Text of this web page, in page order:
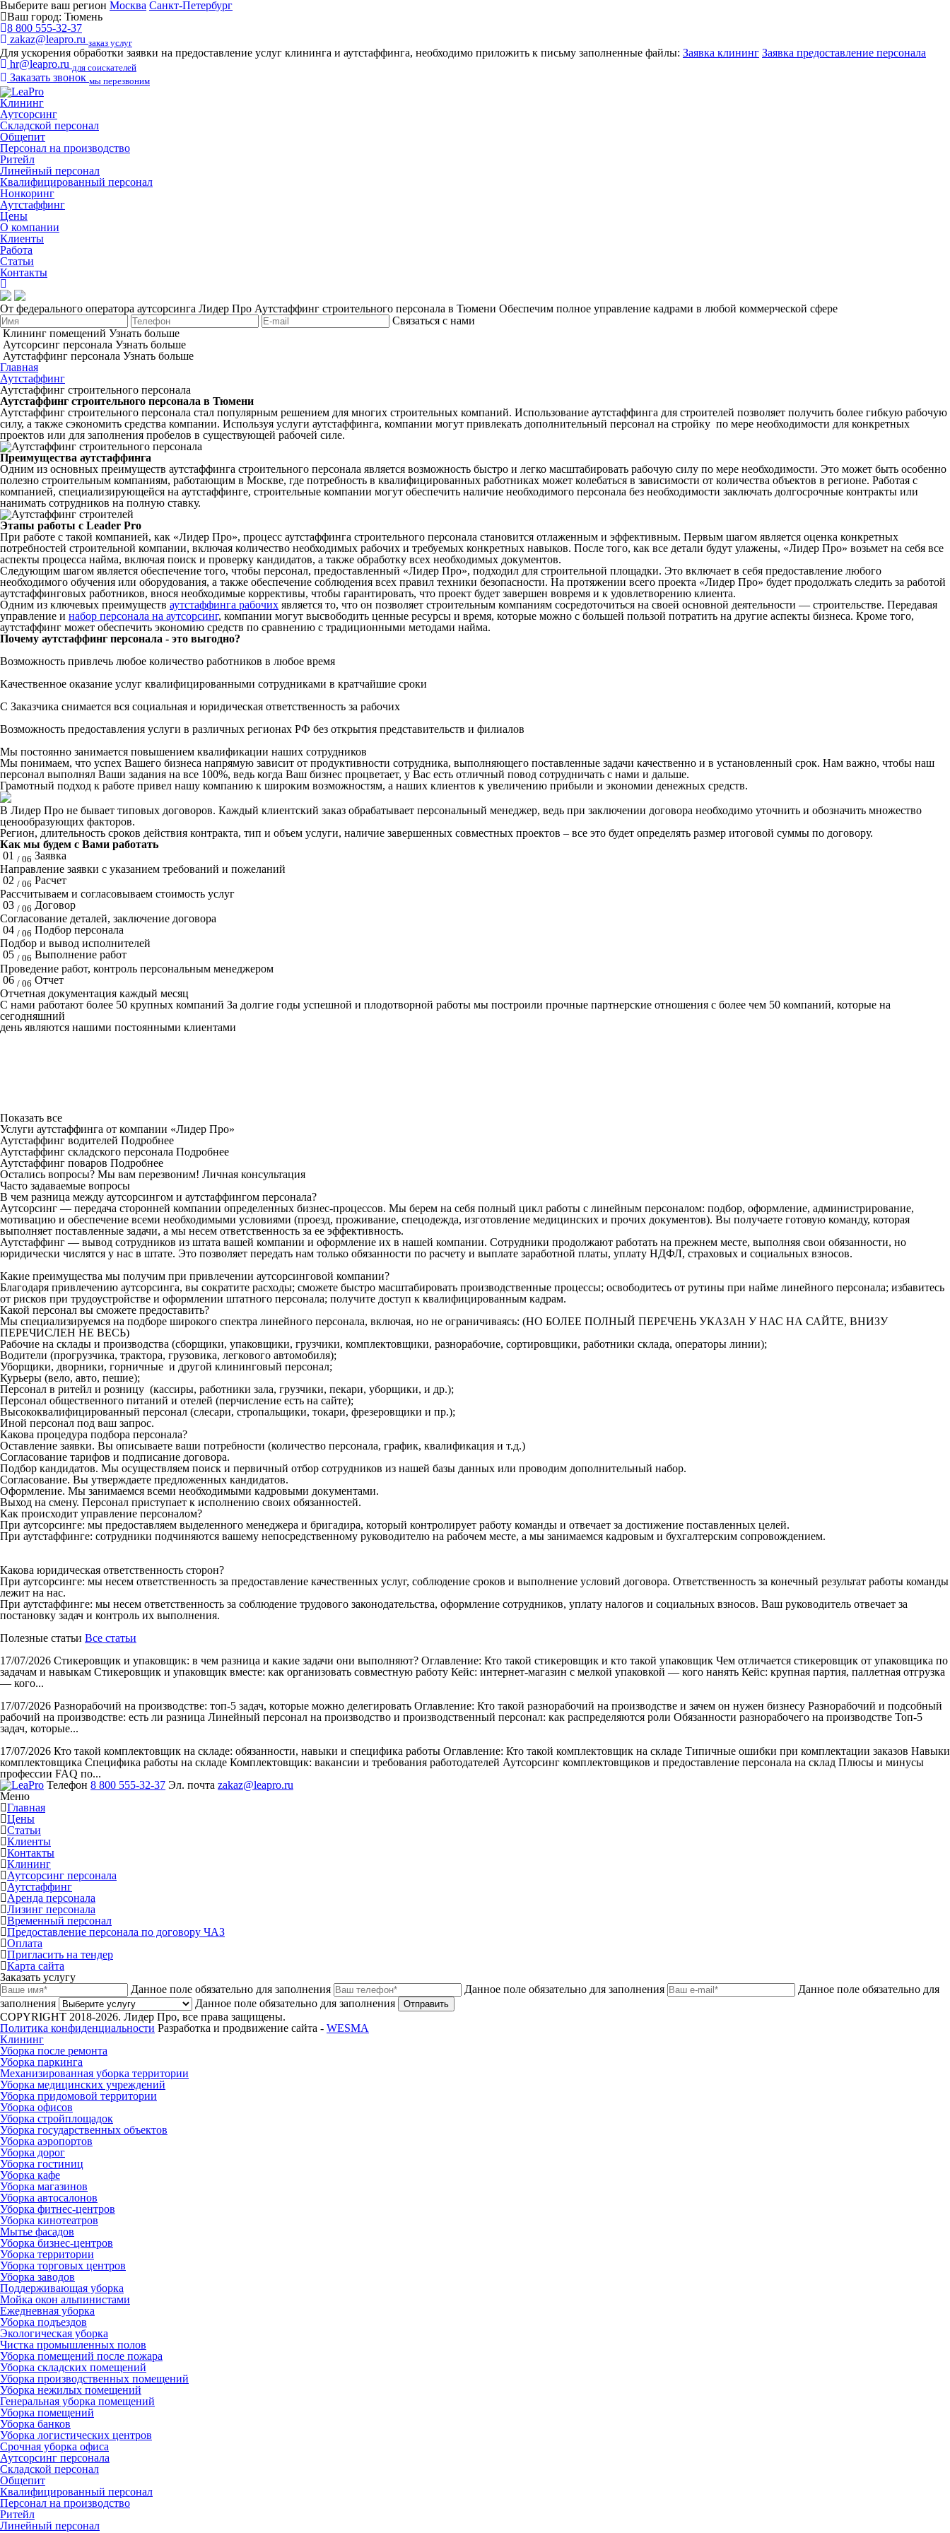
Выберите ваш регион Москва Санкт-Петербург
Ваш город: Тюмень
8 800 555-32-37
zakaz@leapro.ru заказ услуг
Для ускорения обработки заявки на предоставление услуг клининга и аутстаффинга, необходимо приложить к письму заполненные файлы: Заявка клининг Заявка предоставление персонала
hr@leapro.ru для соискателей
Заказать звонок мы перезвоним
Клининг
Аутсорсинг
Складской персонал
Общепит
Персонал на производство
Ритейл
Линейный персонал
Квалифицированный персонал
Нонкоринг
Аутстаффинг
Цены
О компании
Клиенты
Работа
Статьи
Контакты
От федерального оператора аутсорсинга Лидер Про Аутстаффинг строительного персонала в Тюмени Обеспечим полное управление кадрами в любой коммерческой сфере
Связаться с нами
Клининг помещений Узнать больше
Аутсорсинг персонала Узнать больше
Аутстаффинг персонала Узнать больше
Главная
Аутстаффинг
Аутстаффинг строительного персонала
Аутстаффинг строительного персонала в Тюмени
Аутстаффинг строительного персонала стал популярным решением для многих строительных компаний. Использование аутстаффинга для строителей позволяет получить более гибкую рабочую
силу, а также сэкономить средства компании. Используя услуги аутстаффинга, компании могут привлекать дополнительный персонал на стройку по мере необходимости для конкретных
проектов или для заполнения пробелов в существующей рабочей силе.
Преимущества аутстаффинга
Одним из основных преимуществ аутстаффинга строительного персонала является возможность быстро и легко масштабировать рабочую силу по мере необходимости. Это может быть особенно
полезно строительным компаниям, работающим в Москве, где потребность в квалифицированных работниках может колебаться в зависимости от количества объектов в регионе. Работая с
компанией, специализирующейся на аутстаффинге, строительные компании могут обеспечить наличие необходимого персонала без необходимости заключать долгосрочные контракты или
нанимать сотрудников на полную ставку.
Этапы работы с Leader Pro
При работе с такой компанией, как «Лидер Про», процесс аутстаффинга строительного персонала становится отлаженным и эффективным. Первым шагом является оценка конкретных
потребностей строительной компании, включая количество необходимых рабочих и требуемых конкретных навыков. После того, как все детали будут улажены, «Лидер Про» возьмет на себя все
аспекты процесса найма, включая поиск и проверку кандидатов, а также обработку всех необходимых документов.
Следующим шагом является обеспечение того, чтобы персонал, предоставленный «Лидер Про», подходил для строительной площадки. Это включает в себя предоставление любого
необходимого обучения или оборудования, а также обеспечение соблюдения всех правил техники безопасности. На протяжении всего проекта «Лидер Про» будет продолжать следить за работой
аутстаффинговых работников, внося необходимые коррективы, чтобы гарантировать, что проект будет завершен вовремя и к удовлетворению клиента.
Одним из ключевых преимуществ аутстаффинга рабочих является то, что он позволяет строительным компаниям сосредоточиться на своей основной деятельности — строительстве. Передавая
управление и набор персонала на аутсорсинг, компании могут высвободить ценные ресурсы и время, которые можно с большей пользой потратить на другие аспекты бизнеса. Кроме того,
аутстаффинг может обеспечить экономию средств по сравнению с традиционными методами найма.
Почему аутстаффинг персонала - это выгодно?
Возможность привлечь любое количество работников в любое время
Качественное оказание услуг квалифицированными сотрудниками в кратчайшие сроки
С Заказчика снимается вся социальная и юридическая ответственность за рабочих
Возможность предоставления услуги в различных регионах РФ без открытия представительств и филиалов
Мы постоянно занимается повышением квалификации наших сотрудников
Мы понимаем, что успех Вашего бизнеса напрямую зависит от продуктивности сотрудника, выполняющего поставленные задачи качественно и в установленный срок. Нам важно, чтобы наш
персонал выполнял Ваши задания на все 100%, ведь когда Ваш бизнес процветает, у Вас есть отличный повод сотрудничать с нами и дальше.
Грамотный подход к работе привел нашу компанию к широким возможностям, а наших клиентов к увеличению прибыли и экономии денежных средств.
В Лидер Про не бывает типовых договоров. Каждый клиентский заказ обрабатывает персональный менеджер, ведь при заключении договора необходимо уточнить и обозначить множество
ценообразующих факторов.
Регион, длительность сроков действия контракта, тип и объем услуги, наличие завершенных совместных проектов – все это будет определять размер итоговой суммы по договору.
Как мы будем с Вами работать
01 / 06 Заявка
Направление заявки с указанием требований и пожеланий
02 / 06 Расчет
Рассчитываем и согласовываем стоимость услуг
03 / 06 Договор
Согласование деталей, заключение договора
04 / 06 Подбор персонала
Подбор и вывод исполнителей
05 / 06 Выполнение работ
Проведение работ, контроль персональным менеджером
06 / 06 Отчет
Отчетная документация каждый месяц
C нами работают более 50 крупных компаний За долгие годы успешной и плодотворной работы мы построили прочные партнерские отношения с более чем 50 компаний, которые на
сегодняшний
день являются нашими постоянными клиентами
Показать все
Услуги аутcтаффинга от компании «Лидер Про»
Аутстаффинг водителей Подробнее
Аутстаффинг складского персонала Подробнее
Аутстаффинг поваров Подробнее
Остались вопросы? Мы вам перезвоним! Личная консультация
Часто задаваемые вопросы
В чем разница между аутсорсингом и аутстаффингом персонала?
Аутсорсинг — передача сторонней компании определенных бизнес-процессов. Мы берем на себя полный цикл работы с линейным персоналом: подбор, оформление, администрирование,
мотивацию и обеспечение всеми необходимыми условиями (проезд, проживание, спецодежда, изготовление медицинских и прочих документов). Вы получаете готовую команду, которая
выполняет поставленные задачи, а мы несем ответственность за ее эффективность.
Аутстаффинг — вывод сотрудников из штата вашей компании и оформление их в нашей компании. Сотрудники продолжают работать на прежнем месте, выполняя свои обязанности, но
юридически числятся у нас в штате. Это позволяет передать нам только обязанности по расчету и выплате заработной платы, уплату НДФЛ, страховых и социальных взносов.
Какие преимущества мы получим при привлечении аутсорсинговой компании?
Благодаря привлечению аутсорсинга, вы сократите расходы; сможете быстро масштабировать производственные процессы; освободитесь от рутины при найме линейного персонала; избавитесь
от рисков при трудоустройстве и оформлении штатного персонала; получите доступ к квалифицированным кадрам.
Какой персонал вы сможете предоставить?
Мы специализируемся на подборе широкого спектра линейного персонала, включая, но не ограничиваясь: (НО БОЛЕЕ ПОЛНЫЙ ПЕРЕЧЕНЬ УКАЗАН У НАС НА САЙТЕ, ВНИЗУ
ПЕРЕЧИСЛЕН НЕ ВЕСЬ)
Рабочие на склады и производства (сборщики, упаковщики, грузчики, комплектовщики, разнорабочие, сортировщики, работники склада, операторы линии);
Водители (прогрузчика, трактора, грузовика, легкового автомобиля);
Уборщики, дворники, горничные и другой клининговый персонал;
Курьеры (вело, авто, пешие);
Персонал в ритейл и розницу (кассиры, работники зала, грузчики, пекари, уборщики, и др.);
Персонал общественного питаний и отелей (перчисление есть на сайте);
Высококвалифицированный персонал (слесари, стропальщики, токари, фрезеровщики и пр.);
Иной персонал под ваш запрос.
Какова процедура подбора персонала?
Оставление заявки. Вы описываете ваши потребности (количество персонала, график, квалификация и т.д.)
Согласование тарифов и подписание договора.
Подбор кандидатов. Мы осуществляем поиск и первичный отбор сотрудников из нашей базы данных или проводим дополнительный набор.
Согласование. Вы утверждаете предложенных кандидатов.
Оформление. Мы занимаемся всеми необходимыми кадровыми документами.
Выход на смену. Персонал приступает к исполнению своих обязанностей.
Как происходит управление персоналом?
При аутсорсинге: мы предоставляем выделенного менеджера и бригадира, который контролирует работу команды и отвечает за достижение поставленных целей.
При аутстаффинге: сотрудники подчиняются вашему непосредственному руководителю на рабочем месте, а мы занимаемся кадровым и бухгалтерским сопровождением.
Какова юридическая ответственность сторон?
При аутсорсинге: мы несем ответственность за предоставление качественных услуг, соблюдение сроков и выполнение условий договора. Ответственность за конечный результат работы команды
лежит на нас.
При аутстаффинге: мы несем ответственность за соблюдение трудового законодательства, оформление сотрудников, уплату налогов и социальных взносов. Ваш руководитель отвечает за
постановку задач и контроль их выполнения.
Полезные статьи Все статьи
17/07/2026 Стикеровщик и упаковщик: в чем разница и какие задачи они выполняют? Оглавление: Кто такой стикеровщик и кто такой упаковщик Чем отличается стикеровщик от упаковщика по
задачам и навыкам Стикеровщик и упаковщик вместе: как организовать совместную работу Кейс: интернет-магазин с мелкой упаковкой — кого нанять Кейс: крупная партия, паллетная отгрузка
— кого...
17/07/2026 Разнорабочий на производстве: топ-5 задач, которые можно делегировать Оглавление: Кто такой разнорабочий на производстве и зачем он нужен бизнесу Разнорабочий и подсобный
рабочий на производстве: есть ли разница Линейный персонал на производство и производственный персонал: как распределяются роли Обязанности разнорабочего на производстве Топ-5
задач, которые...
17/07/2026 Кто такой комплектовщик на складе: обязанности, навыки и специфика работы Оглавление: Кто такой комплектовщик на складе Типичные ошибки при комплектации заказов Навыки
комплектовщика Специфика работы на складе Комплектовщик: вакансии и требования работодателей Аутсорсинг комплектовщиков и предоставление персонала на склад Плюсы и минусы
профессии FAQ по...
Телефон 8 800 555-32-37 Эл. почта zakaz@leapro.ru
Меню
Главная
Цены
Статьи
Клиенты
Контакты
Клининг
Аутсорсинг персонала
Аутстаффинг
Аренда персонала
Лизинг персонала
Временный персонал
Предоставление персонала по договору ЧАЗ
Оплата
Пригласить на тендер
Карта сайта
Заказать услугу
Данное поле обязательно для заполнения
Данное поле обязательно для заполнения
Данное поле обязательно для
заполнения
Данное поле обязательно для заполнения Отправить
COPYRIGHT 2018-2026. Лидер Про, все права защищены.
Политика конфиденциальности Разработка и продвижение сайта - WESMA
Клининг
Уборка после ремонта
Уборка паркинга
Механизированная уборка территории
Уборка медицинских учреждений
Уборка придомовой территории
Уборка офисов
Уборка стройплощадок
Уборка государственных объектов
Уборка аэропортов
Уборка дорог
Уборка гостиниц
Уборка кафе
Уборка магазинов
Уборка автосалонов
Уборка фитнес-центров
Уборка кинотеатров
Мытье фасадов
Уборка бизнес-центров
Уборка территории
Уборка торговых центров
Уборка заводов
Поддерживающая уборка
Мойка окон альпинистами
Ежедневная уборка
Уборка подъездов
Экологическая уборка
Чистка промышленных полов
Уборка помещений после пожара
Уборка складских помещений
Уборка производственных помещений
Уборка нежилых помещений
Генеральная уборка помещений
Уборка помещений
Уборка банков
Уборка логистических центров
Срочная уборка офиса
Аутсорсинг персонала
Складской персонал
Общепит
Квалифицированный персонал
Персонал на производство
Ритейл
Линейный персонал